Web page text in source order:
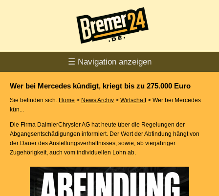
☰ Navigation anzeigen
Wer bei Mercedes kündigt, kriegt bis zu 275.000 Euro
Sie befinden sich: Home > News Archiv > Wirtschaft> Wer bei Mercedes
kün...
Die Firma DaimlerChrysler AG hat heute über die Regelungen der
Abgangsentschädigungen informiert. Der Wert der Abfindung hängt von
der Dauer des Anstellungsverhältnisses, sowie, ab vierjähriger
Zugehörigkeit, auch vom individuellen Lohn ab.